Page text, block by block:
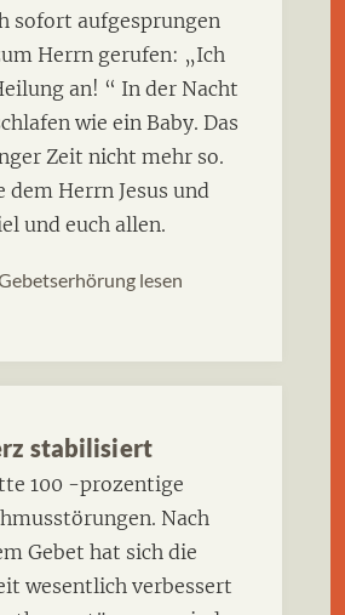
sofort aufgesprungen
Herrn gerufen: „Ich
an! “ In der Nacht
wie ein Baby. Das
Zeit nicht mehr so.
dem Herrn Jesus und
und euch allen.
lesen
stabilisiert
100 -prozentige
Nach
Gebet hat sich die
wesentlich verbessert